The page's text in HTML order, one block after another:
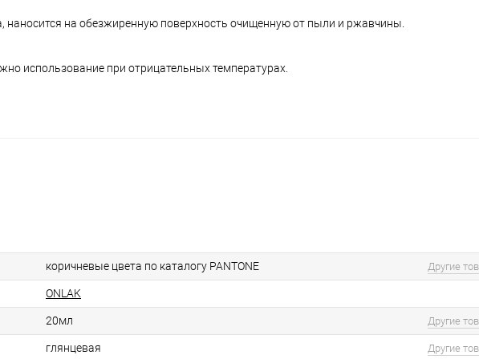
наносится на обезжиренную поверхность очищенную от пыли и ржавчины.
использование при отрицательных температурах.
коричневые цвета по каталогу PANTONE Другие
ONLAK
20мл Другие
глянцевая Другие